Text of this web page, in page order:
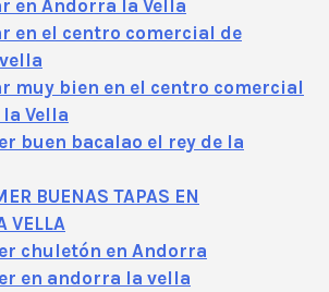
en Andorra la Vella
en el centro comercial de
muy bien en el centro comercial
Vella
buen bacalao el rey de la
BUENAS TAPAS EN
VELLA
chuletón en Andorra
en andorra la vella